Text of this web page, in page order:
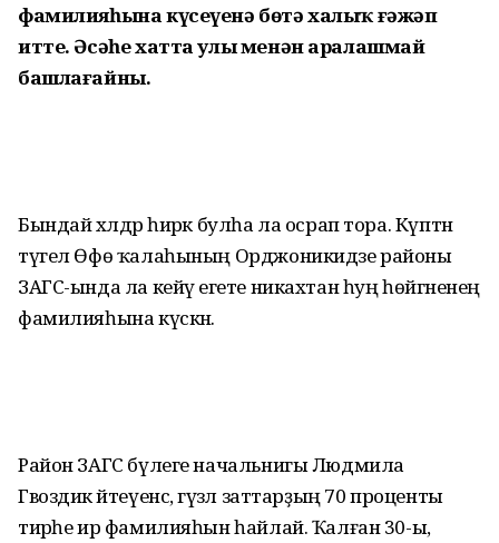
фамилияһына күсеүенә бөтә халыҡ ғәжәп
итте. Әсәһе хатта улы менән аралашмай
башлағайны.
Бындай хәлдәр һирәк булһа ла осрап тора. Күптән
түгел Өфө ҡалаһының Орджоникидзе районы
ЗАГС-ында ла кейәү егете никахтан һуң һөйгәненең
фамилияһына күскән.
Район ЗАГС бүлеге начальнигы Людмила
Гвоздик әйтеүенсә, гүзәл заттарҙың 70 проценты
тирәһе ир фамилияһын һайлай. Ҡалған 30-ы,